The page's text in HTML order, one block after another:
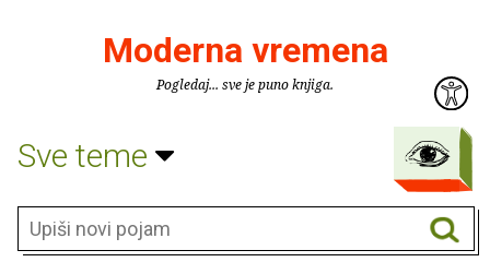
Moderna vremena
Pogledaj... sve je puno knjiga.
Sve teme